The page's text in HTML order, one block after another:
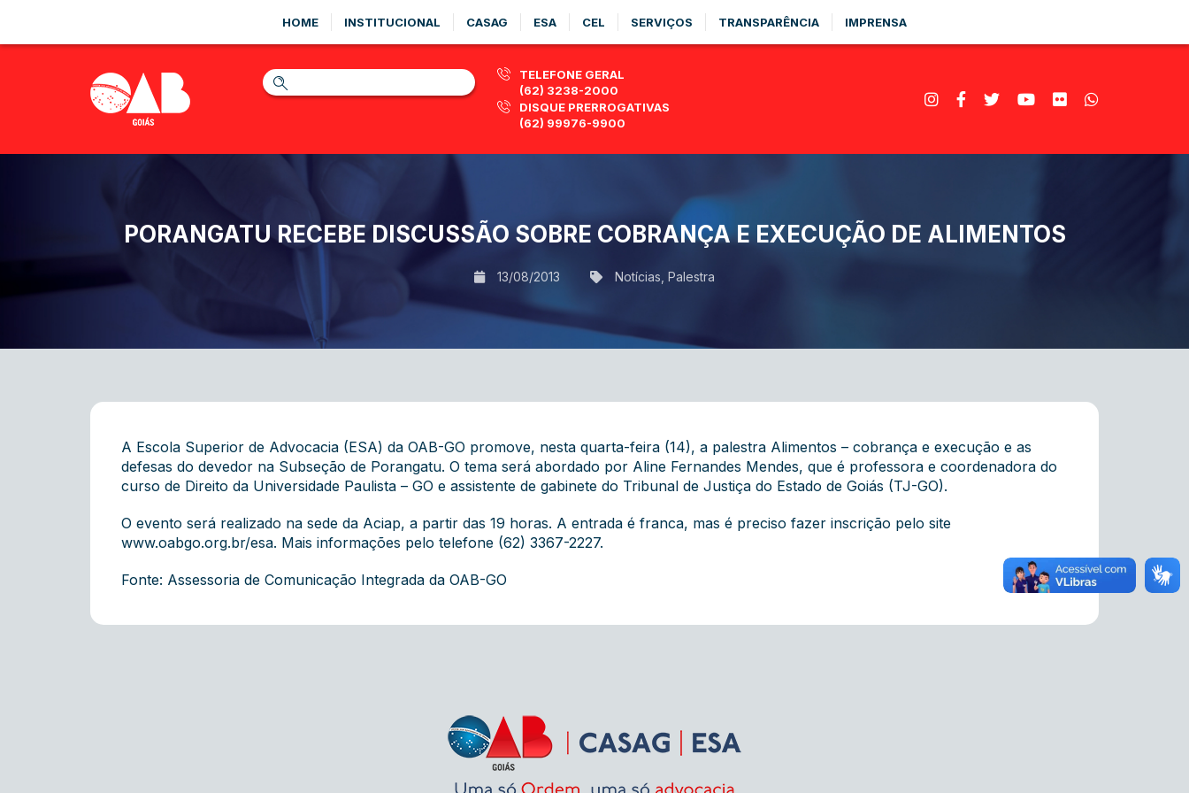
HOME INSTITUCIONAL CASAG ESA CEL SERVIÇOS TRANSPARÊNCIA IMPRENSA
TELEFONE GERAL
(62) 3238-2000
DISQUE PRERROGATIVAS
(62) 99976-9900
PORANGATU RECEBE DISCUSSÃO SOBRE COBRANÇA E EXECUÇÃO DE ALIMENTOS
13/08/2013 Notícias Palestra
A Escola Superior de Advocacia (ESA) da OAB-GO promove, nesta quarta-feira (14), a palestra Alimentos – cobrança e execução e as
defesas do devedor na Subseção de Porangatu. O tema será abordado por Aline Fernandes Mendes, que é professora e coordenadora do
curso de Direito da Universidade Paulista – GO e assistente de gabinete do Tribunal de Justiça do Estado de Goiás (TJ-GO).
O evento será realizado na sede da Aciap, a partir das 19 horas. A entrada é franca, mas é preciso fazer inscrição pelo site
www.oabgo.org.br/esa. Mais informações pelo telefone (62) 3367-2227.
Fonte: Assessoria de Comunicação Integrada da OAB-GO